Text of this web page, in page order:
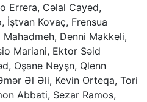
Errera, Cəlal Cayed,
İştvan Kovaç, Frensua
Denni Makkeli,
Mariani, Ektor Səid
Oşane Neyşn, Qlenn
Əl Əli, Kevin Orteqa, Tori
Abbati, Sezar Ramos,